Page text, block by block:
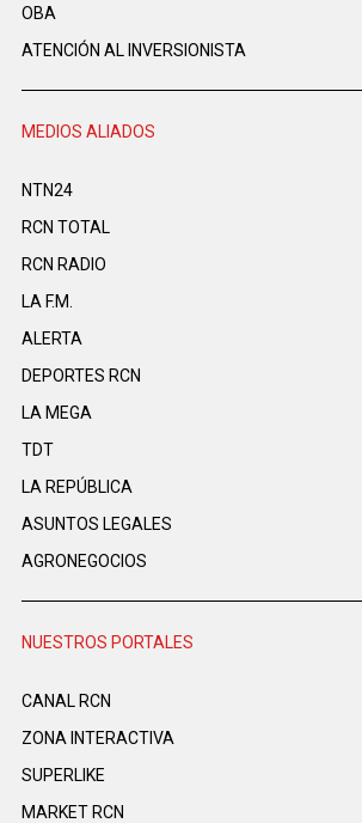
OBA
ATENCIÓN AL INVERSIONISTA
MEDIOS ALIADOS
NTN24
RCN TOTAL
RCN RADIO
LA F.M.
ALERTA
DEPORTES RCN
LA MEGA
TDT
LA REPÚBLICA
ASUNTOS LEGALES
AGRONEGOCIOS
NUESTROS PORTALES
CANAL RCN
ZONA INTERACTIVA
SUPERLIKE
MARKET RCN